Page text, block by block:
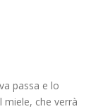
passa e lo
miele, che verrà